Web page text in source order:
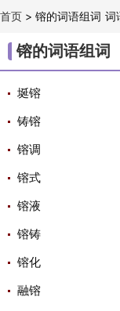
词
词
首页 > 镕的词语组词
镕的词语组词
埏镕
铸镕
镕调
镕式
镕液
镕铸
镕化
融镕